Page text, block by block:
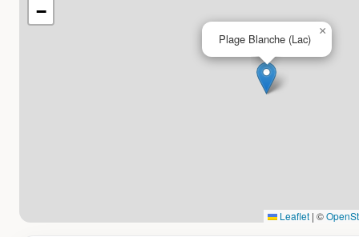
Plage Blanche (Lac)
×
−
Leaflet | ©